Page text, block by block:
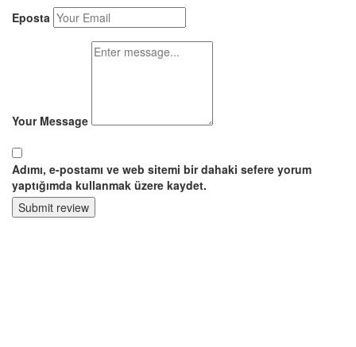
Eposta
Your Message
Adımı, e-postamı ve web sitemi bir dahaki sefere yorum
yaptığımda kullanmak üzere kaydet.
Submit review